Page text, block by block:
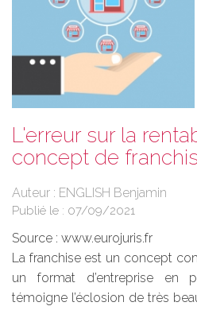
L'erreur sur la
concept de
Auteur : ENGLISH Benjamin
Publié le : 07/09/2021
Source : www.eurojuris.fr
La franchise est un concept
un format d’entreprise en
témoigne l’éclosion de très